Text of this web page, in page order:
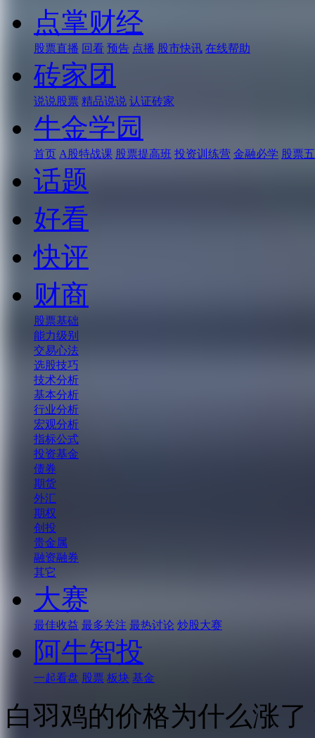
点掌财经
股票直播 回看 预告 点播 股市快讯 在线帮助
砖家团
说说股票 精品说说 认证砖家
牛金学园
首页 A股特战课 股票提高班 投资训练营 金融必学 股票
话题
好看
快评
财商
股票基础
能力级别
交易心法
选股技巧
技术分析
基本分析
行业分析
宏观分析
指标公式
投资基金
债券
期货
外汇
期权
创投
贵金属
融资融券
其它
大赛
最佳收益 最多关注 最热讨论 炒股大赛
阿牛智投
一起看盘 股票 板块 基金
白羽鸡的价格为什么涨了